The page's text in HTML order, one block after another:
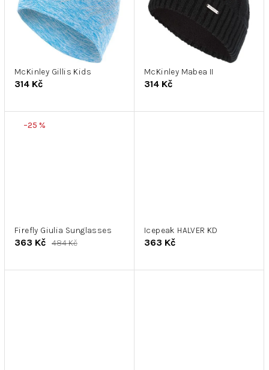
McKinley Gillis Kids
314 Kč
McKinley Mabea II
314 Kč
–25 %
Firefly Giulia Sunglasses
363 Kč 484 Kč
Icepeak HALVER KD
363 Kč